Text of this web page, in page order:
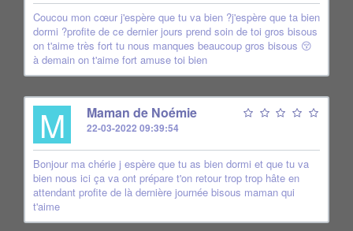
Coucou mon cœur j'espère que tu va bien ?j'espère que ta bien
dormi ?profite de ce dernier jours prend soin de toi gros bisous
on t'aime très fort tu nous manques beaucoup gros bisous 😚
à demain on t'aime fort amuse toi bien
M Maman de Noémie
22-03-2022 09:39:54
Bonjour ma chérie j espère que tu as bien dormi et que tu va
bien nous ici ça va ont prépare t'on retour trop trop hâte en
attendant profite de là dernière journée bisous maman qui
t'aime